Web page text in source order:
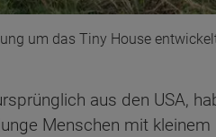
um das Tiny House
aus den USA,
Menschen mit